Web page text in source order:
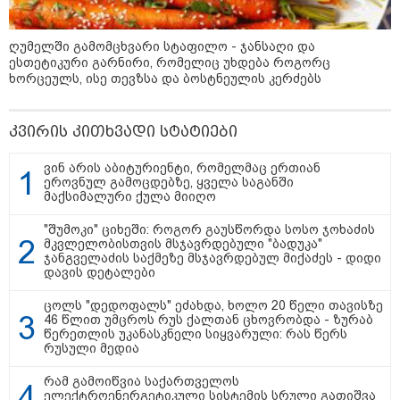
დედა, რომელიც მდინარე
ხობისწყალში შვილის
გადასარჩენად შევიდა,
მაშველებმა გარდაცვლილი
იპოვეს
კატეგორიის ყველა სიახლე
პაატა ზაქარეიშვილის მწვავე
"ყველაფერი დეტალურად ვიცი...
კამანში მოკლული ქართველები მე
გადმოვასვენე... ბარამიძე კი
საბრძოლო ნათლობა მიღებული
რუსული „ისკანდერი“ დღეს კიევის
ღუმელში გამომცხვარი სტაფილო - ჯანსაღი და
ესთეტიკური გარნირი, რომელიც უხდება როგორც
ხორცეულს, ისე თევზსა და ბოსტნეულის კერძებს
კვირის კითხვადი სტატიები
ვინ არის აბიტურიენტი, რომელმაც ერთიან
ეროვნულ გამოცდებზე, ყველა საგანში
მაქსიმალური ქულა მიიღო
"შუმოკი" ციხეში: როგორ გაუსწორდა სოსო ჯოხაძის
მკვლელობისთვის მსჯავრდებული "ბადუკა"
ჯანგველაძის საქმეზე მსჯავრდებულ მიქაძეს - დიდი
დავის დეტალები
ცოლს "დედოფალს" ეძახდა, ხოლო 20 წელი თავისზე
46 წლით უმცროს რუს ქალთან ცხოვრობდა - ზურაბ
წერეთლის უკანასკნელი სიყვარული: რას წერს
რუსული მედია
რამ გამოიწვია საქართველოს
ელექტროენერგეტიკული სისტემის სრული გათიშვა